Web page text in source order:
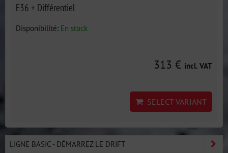
E36 + Différentiel
Disponibilité: En stock
313 € incl. VAT
SELECT VARIANT
LIGNE BASIC - DÉMARREZ LE DRIFT